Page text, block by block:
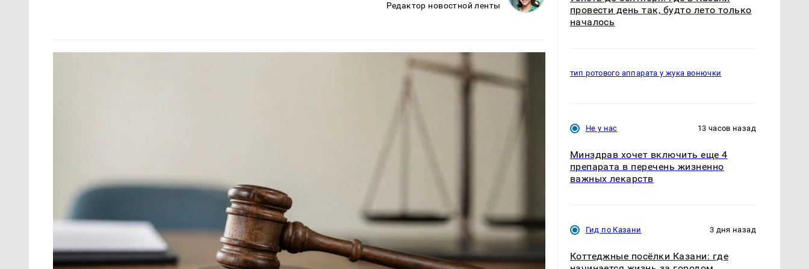
Редактор новостной ленты
провести день так, будто лето только
началось
тип ротового аппарата у жука вонючки
Не у нас 13 часов назад
Минздрав хочет включить еще 4
препарата в перечень жизненно
важных лекарств
Гид по Казани 3 дня назад
Коттеджные посёлки Казани: где